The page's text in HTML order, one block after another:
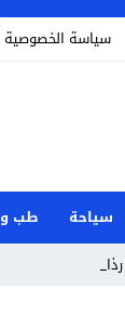
سياسة الخصوصية
سياحة طب
ي _